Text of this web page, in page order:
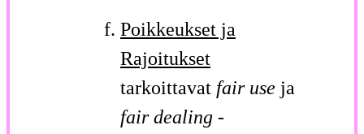
Poikkeukset ja
Rajoitukset
tarkoittavat fair use ja
fair dealing -